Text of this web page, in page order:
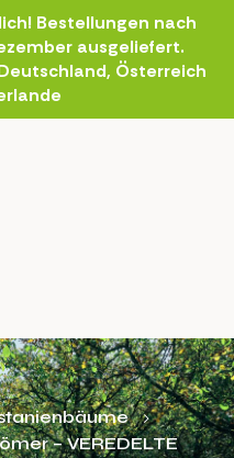
Bestellungen nach
ausgeliefert.
Österreich
– VEREDELTE